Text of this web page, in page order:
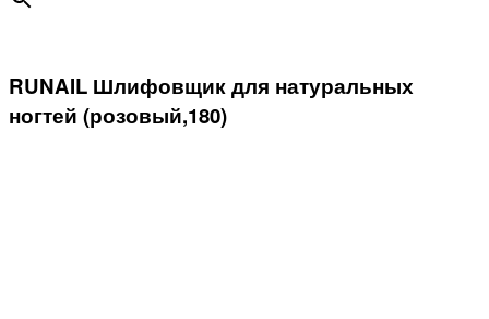
RUNAIL Шлифовщик для натуральных
ногтей (розовый,180)